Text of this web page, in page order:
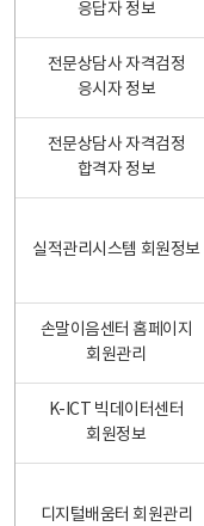
응답자 정보
전문상담사 자격검정
응시자 정보
전문상담사 자격검정
합격자 정보
실적관리시스템 회원정보
손말이음센터 홈페이지
회원관리
K-ICT 빅데이터센터
회원정보
디지털배움터 회원관리